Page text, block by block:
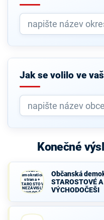
Jak se volilo ve
Konečné
Občanská
demokratická
strana +
STAROSTOVÉ
A NEZÁVISLÍ a
VÝCHODOČEŠI
Občanská
STAROSTOVÉ
VÝCHODOČEŠI